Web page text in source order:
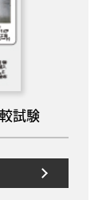
試験